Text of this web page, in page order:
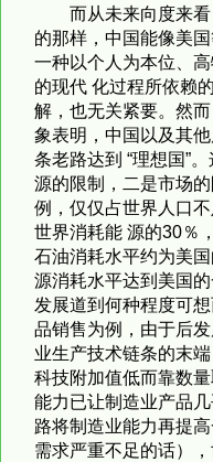
而从未来向度来
的那样，中国能像美
一种以个人为本位、
的现代 化过程所依赖
解，也无关紧要。然
象表明，中国以及其
条老路达到 “理想国”
源的限制，二是市场
例，仅仅占世界人口
世界消耗能 源的30％
石油消耗水平约为美
源消耗水平达到美国
发展道到何种程度可
品销售为例，由于后
业生产技术链条的末
科技附加值低而靠数
能力已让制造业产品
路将制造业能力再提
需求严重不足的话）